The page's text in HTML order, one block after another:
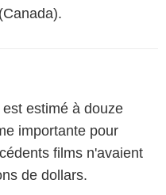
estimé à douze
importante pour
films n'avaient
de dollars.